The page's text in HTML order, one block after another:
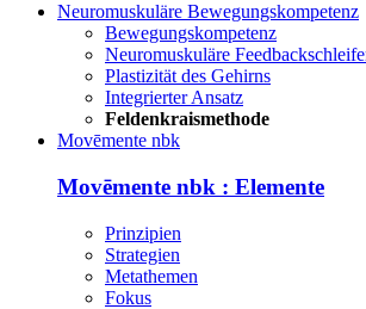
Neuromuskuläre Bewegungskompetenz
Bewegungskompetenz
Neuromuskuläre
Plastizität des Gehirns
Integrierter Ansatz
Feldenkraismethode
Movēmente nbk
Movēmente nbk : Elemente
Prinzipien
Strategien
Metathemen
Fokus